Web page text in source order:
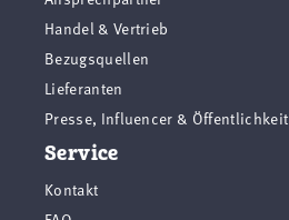
Handel & Vertrieb
Bezugsquellen
Lieferanten
Presse, Influencer & Öffentlichkeit
Service
Kontakt